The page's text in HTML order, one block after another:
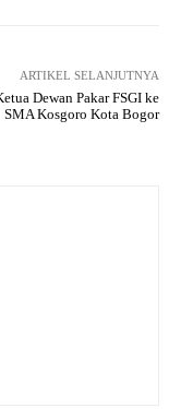
ARTIKEL SELANJUTNYA
Dewan Pakar FSGI ke
SMA Kosgoro Kota Bogor